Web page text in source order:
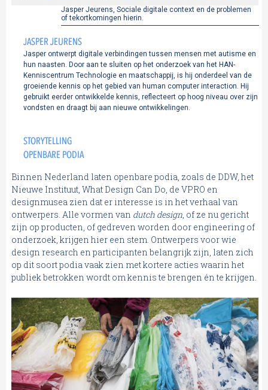
Jasper Jeurens, Sociale digitale context en de problemen
of tekortkomingen hierin.
JASPER JEURENS
Jasper ontwerpt digitale verbindingen tussen mensen met autisme en
hun naasten. Door aan te sluiten op het onderzoek van het HAN-
Kenniscentrum Technologie en maatschappij, is hij onderdeel van de
groeiende kennis op het gebied van human computer interaction. Hij
gebruikt eerder ontwikkelde kennis, reflecteert op hoog niveau over zijn
vondsten en draagt bij aan nieuwe ontwikkelingen.
STORYTELLING
OPENBARE PODIA
Binnen Nederland laten openbare podia, zoals de DDW, het
Nieuwe Instituut, What Design Can Do, de VPRO en
designmusea zien dat er interesse is in het verhaal van
ontwerpers. Alle vormen van dutch design , of ze nu gericht
zijn op producten, of gedreven worden door engineering of
onderzoek, krijgen hier een stem. Ontwerpers voor wie
design research en participanten belangrijk zijn, laten zich
op dit soort podia vaak zien met kortere acties waarin het
publiek betrokken wordt om kennis te brengen én te krijgen.